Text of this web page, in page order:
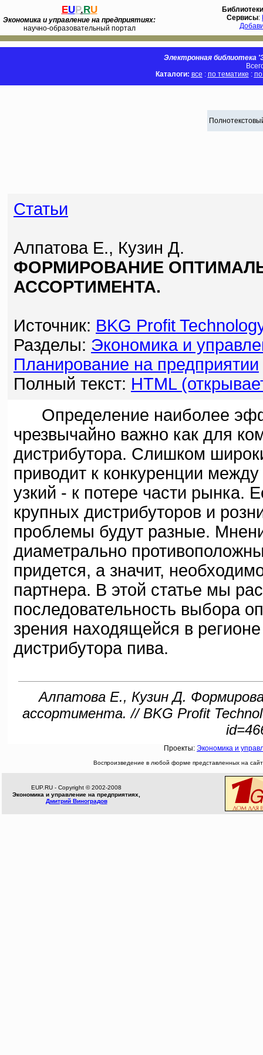
EUP.RU
Экономика и управление на предприятиях:
научно-образовательный портал
Библиотеки
Сервисы:
Электронная библиотека
Каталоги: все : по тематике :
Статьи
Алпатова Е., Кузин Д.
ФОРМИРОВАНИЕ
АССОРТИМЕНТА.
Источник: BKG Profit
Разделы: Экономика и
Планирование на предприятии
Полный текст: HTML
Определение наиболее
чрезвычайно важно как для
дистрибутора. Слишком
приводит к конкуренции
узкий - к потере части рынка.
крупных дистрибуторов и
проблемы будут разные.
диаметрально
придется, а значит,
партнера. В этой статье мы
последовательность выбора
зрения находящейся в
дистрибутора пива.
Алпатова Е., Кузин Д.
ассортимента. // BKG Profit
Проекты: Экономика и
Воспроизведение в любой форме представленных на
EUP.RU - Copyright © 2002-2008
Экономика и управление на предприятиях,
Дмитрий Виноградов